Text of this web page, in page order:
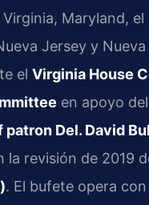
Maryland,
Jersey y
el Virginia House
en apoyo del
patron Del. David
la revisión de 2019
. El bufete opera